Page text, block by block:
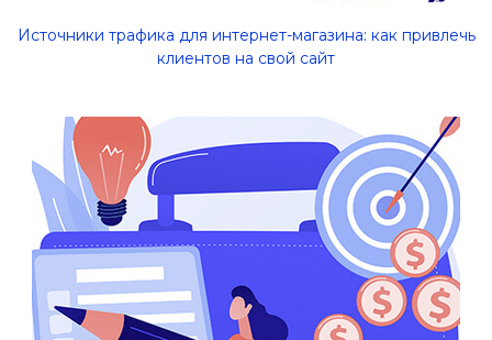
Источники трафика для интернет-магазина: как привлечь
клиентов на свой сайт